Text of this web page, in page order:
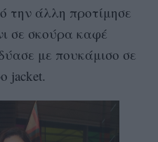
την άλλη προτίμησε
σε σκούρα καφέ
με πουκάμισο σε
jacket.